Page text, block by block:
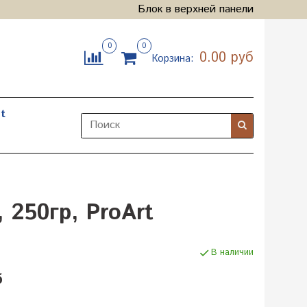
Блок в верхней панели
0 0
Корзина: 0.00 руб
250гр, ProArt
В наличии